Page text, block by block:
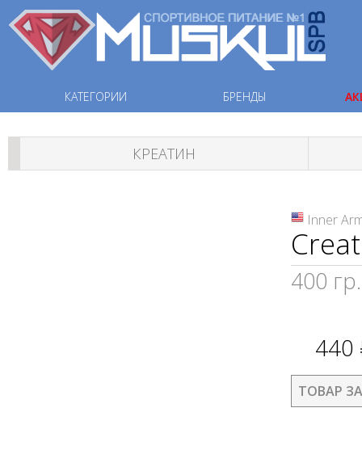
КАТЕГОРИИ БРЕНДЫ
КРЕАТИН
Inner
400 гр.
440
ТОВАР